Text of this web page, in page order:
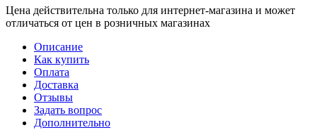
Цена действительна только для интернет-магазина и может
отличаться от цен в розничных магазинах
Описание
Как купить
Оплата
Доставка
Отзывы
Задать вопрос
Дополнительно